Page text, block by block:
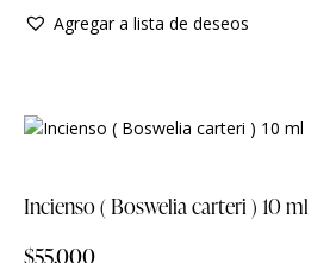
Agregar a lista de deseos
Incienso ( Boswelia carteri ) 10 ml
$55.000